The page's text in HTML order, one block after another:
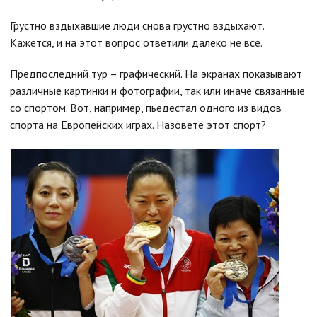
Грустно вздыхавшие люди снова грустно вздыхают.
Кажется, и на этот вопрос ответили далеко не все.
Предпоследний тур – графический. На экранах показывают
различные картинки и фотографии, так или иначе связанные
со спортом. Вот, например, пьедестал одного из видов
спорта на Европейских играх. Назовете этот спорт?